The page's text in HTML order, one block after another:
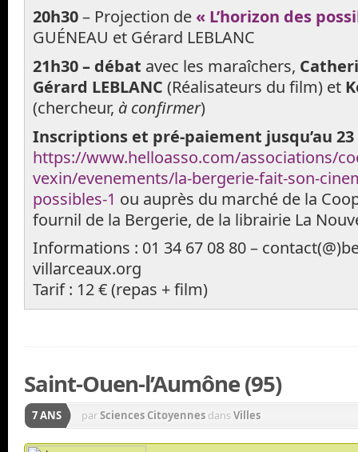
20h30– Projection de « L’horizon des
GUÉNEAU et Gérard LEBLANC
21h30 – débat avec les maraîchers,
Gérard LEBLANC (Réalisateurs du film) et
(chercheur, à confirmer)
Inscriptions et pré-paiement jusqu’au
https://www.helloasso.com/associations/
vexin/evenements/la-bergerie-fait-son-
possibles-1 ou auprès du marché de la
fournil de la Bergerie, de la librairie La
Informations : 01 34 67 08 80 –
villarceaux.org
Tarif : 12 € (repas + film)
Saint-Ouen-l’Aumône (95)
7 ANS parSciences Citoyennes dansVilles